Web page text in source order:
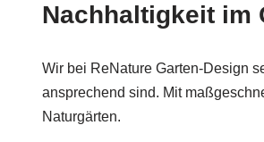
Nachhaltigkeit im
Wir bei ReNature Garten-Design
ansprechend sind. Mit
Naturgärten.